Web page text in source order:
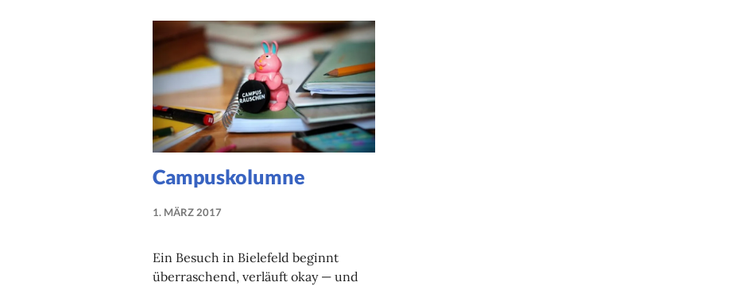
Campuskolumne
1. MÄRZ 2017
Ein Besuch in Bielefeld beginnt
überraschend, verläuft okay — und